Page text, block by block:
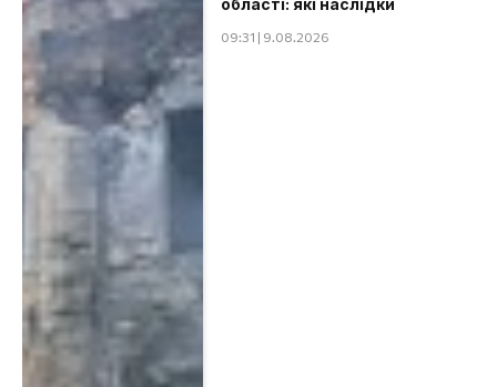
області: які наслідки
09:31 | 9.08.2026